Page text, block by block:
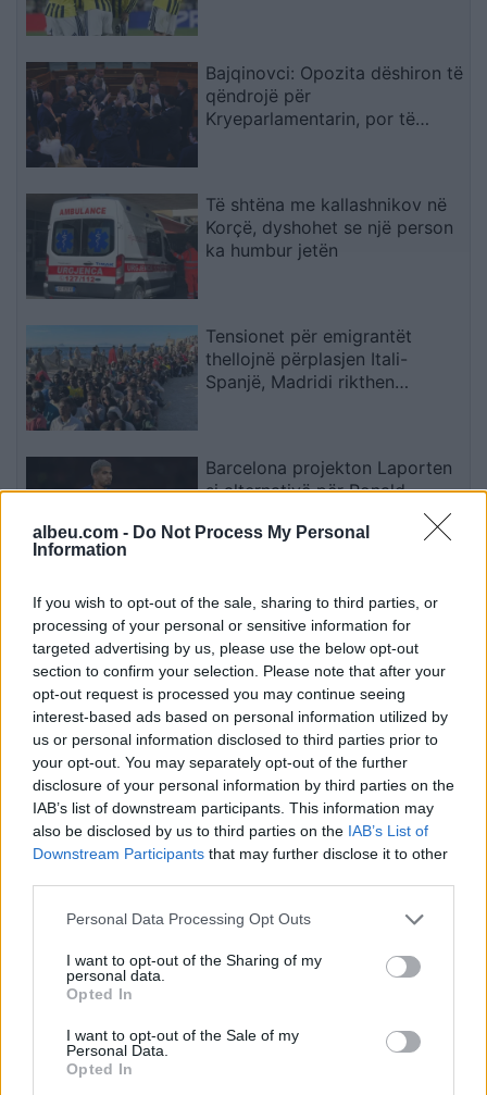
albeu.com - Do Not Process My Personal
Information
If you wish to opt-out of the sale, sharing to third parties, or
processing of your personal or sensitive information for
targeted advertising by us, please use the below opt-out
section to confirm your selection. Please note that after your
opt-out request is processed you may continue seeing
interest-based ads based on personal information utilized by
us or personal information disclosed to third parties prior to
your opt-out. You may separately opt-out of the further
disclosure of your personal information by third parties on the
IAB’s list of downstream participants. This information may
also be disclosed by us to third parties on the IAB’s List of
Downstream Participants that may further disclose it to other
Personal Data Processing Opt Outs
I want to opt-out of the Sharing of my
personal data.
Opted In
I want to opt-out of the Sale of my
Personal Data.
Opted In
Bajqinovci: Opozita dëshiron të
qëndrojë për
Kryeparlamentarin, por të
Të shtëna me kallashnikov në
Korçë, dyshohet se një person
ka humbur jetën
Tensionet për emigrantët
thellojnë përplasjen Itali-
Spanjë, Madridi rikthen
Barcelona projekton Laporten
si alternativë për Ronald
Zjarr në Gjirokastër/ Izolohet
flaka në mal, shkrumbohen 3
hektarë me shkurre e barishte
në kufirin mes Golemit dhe
Progonatit